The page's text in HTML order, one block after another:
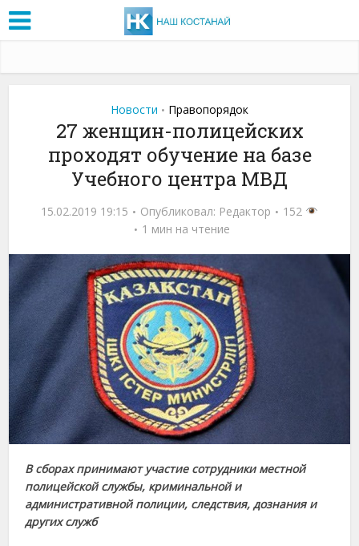
Новости • Правопорядок
27 женщин-полицейских
проходят обучение на базе
Учебного центра МВД
15.02.2019 19:15 Опубликовал: Редактор
152
1 мин на чтение
В сборах принимают участие сотрудники местной
полицейской службы, криминальной и
административной полиции, следствия, дознания и
других служб